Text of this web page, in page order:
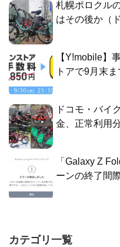
札幌ポロクル
はその後か（
【Y!mobile】
トアで9月末
ドコモ・バイ
金、正常利用
「Galaxy Z
ーンの終了間
カテゴリ一覧